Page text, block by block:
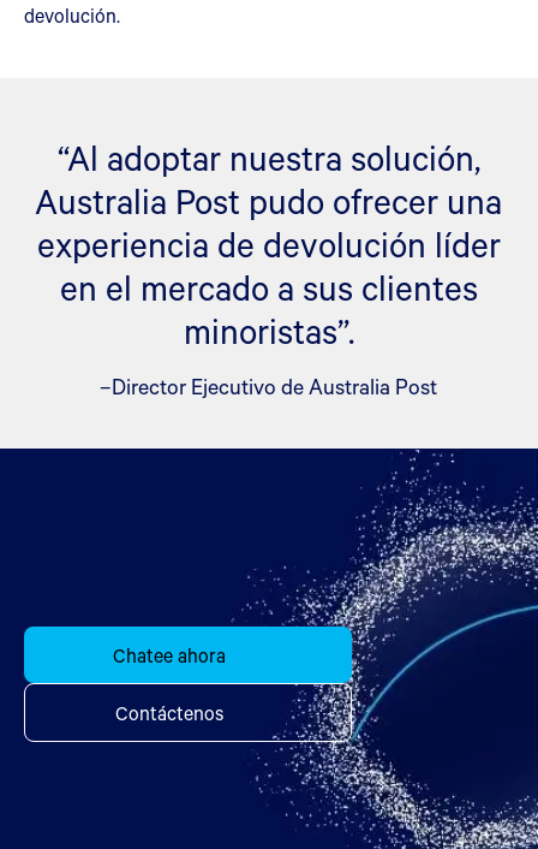
devolución.
“Al adoptar nuestra solución,
Australia Post pudo ofrecer una
experiencia de devolución líder
en el mercado a sus clientes
minoristas”.
–Director Ejecutivo de Australia Post
Chatee ahora
Contáctenos